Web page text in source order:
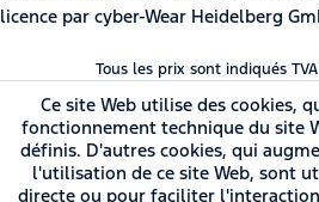
licence par cyber-Wear Heidelberg
Tous les prix sont indiqués
Ce site Web utilise des cookies,
fonctionnement technique du site
définis. D'autres cookies, qui
l'utilisation de ce site Web, sont
directe ou pour faciliter